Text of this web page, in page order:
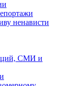
ненависти
СМИ и